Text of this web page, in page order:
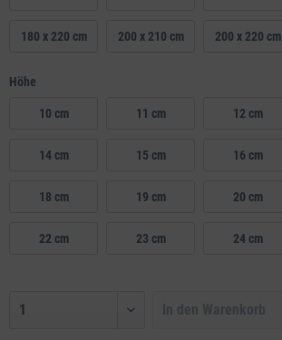
180 x 220 cm 200 x 210 cm 200 x 220 cm
Höhe
10 cm 11 cm 12 cm
14 cm 15 cm 16 cm
18 cm 19 cm 20 cm
22 cm 23 cm 24 cm